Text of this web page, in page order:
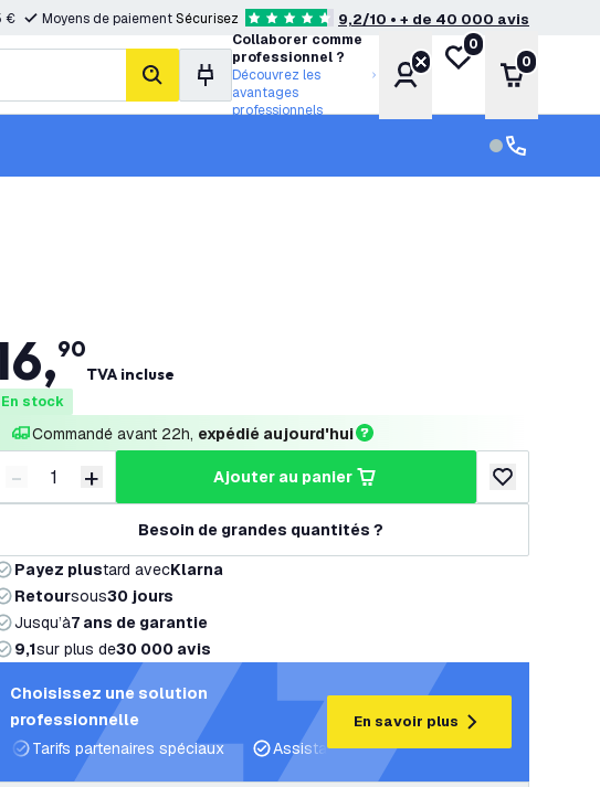
€ Moyens de paiementSécurisez 4.6 étoiles de notation9,2/10 • + de 40 000 avis
rechercher
Collaborer comme
professionnel ?
Découvrez les
avantages
professionnels
Compte
Ma liste de
0
Panier
0
Service
Service client
,90
TVA incluse
En stock
Commandé avant 22h, expédié aujourd'hui
Diminuer la quantité
- Augmenter la quantité
+ ajouter au panier
ajouter à la
Besoin de grandes quantités ?
Payez plustard avecKlarna
Retoursous30 jours
Jusqu’à7 ans de garantie
9,1sur plus de30 000 avis
Choisissez une solution
professionnelle
Tarifs partenaires spéciaux
Assistance projet et plans d’éclairage
En savoir plus